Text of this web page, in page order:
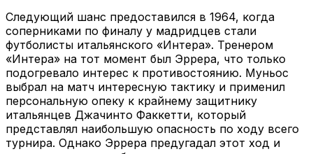
Следующий шанс предоставился в 1964, когда
соперниками по финалу у мадридцев стали
футболисты итальянского «Интера». Тренером
«Интера» на тот момент был Эррера, что только
подогревало интерес к противостоянию. Муньос
выбрал на матч интересную тактику и применил
персональную опеку к крайнему защитнику
итальянцев Джачинто Факкетти, который
представлял наибольшую опасность по ходу всего
турнира. Однако Эррера предугадал этот ход и